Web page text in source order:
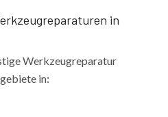
in
Werkzeugreparatur
in: